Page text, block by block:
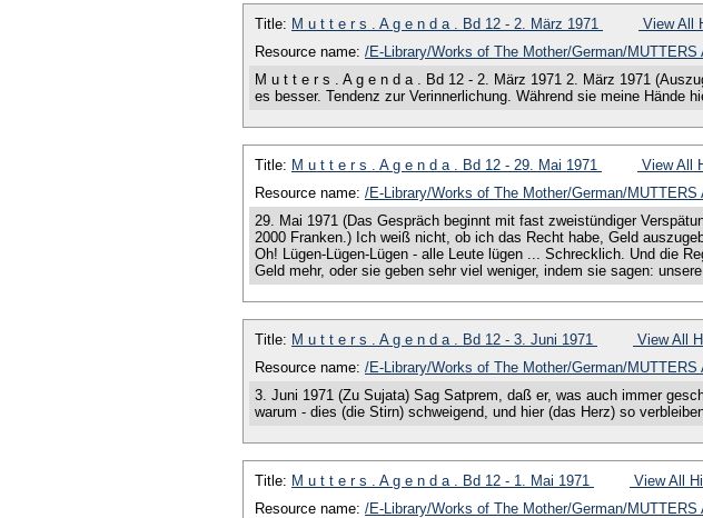
Title: M u t t e r s . A g e n d a . Bd 12 - 2. März 1971
View All
Resource name: /E-Library/Works of The Mother/German/MUTTERS
M u t t e r s . A g e n d a . Bd 12 - 2. März 1971 2. März 1971
es besser. Tendenz zur Verinnerlichung. Während sie meine
Title: M u t t e r s . A g e n d a . Bd 12 - 29. Mai 1971
View All
Resource name: /E-Library/Works of The Mother/German/MUTTERS
29. Mai 1971 (Das Gespräch beginnt mit fast zweistündiger
2000 Franken.) Ich weiß nicht, ob ich das Recht habe, Geld
Oh! Lügen-Lügen-Lügen - alle Leute lügen ... Schrecklich. Und die
Geld mehr, oder sie geben sehr viel weniger, indem sie sagen:
Title: M u t t e r s . A g e n d a . Bd 12 - 3. Juni 1971
View All
Resource name: /E-Library/Works of The Mother/German/MUTTERS
3. Juni 1971 (Zu Sujata) Sag Satprem, daß er, was auch immer
warum - dies (die Stirn) schweigend, und hier (das Herz) so
Title: M u t t e r s . A g e n d a . Bd 12 - 1. Mai 1971
View All
Resource name: /E-Library/Works of The Mother/German/MUTTERS